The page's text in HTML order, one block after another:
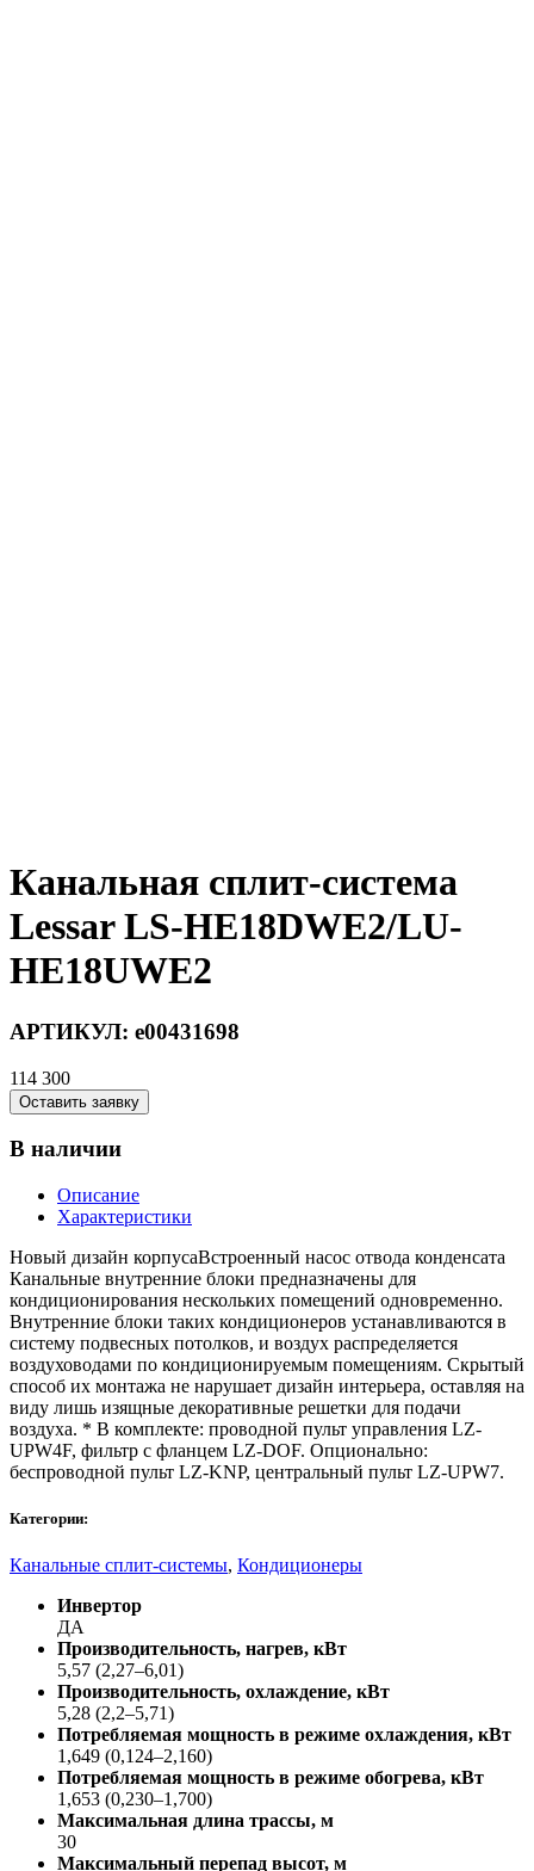
Канальная сплит-система
Lessar LS-HE18DWE2/LU-
HE18UWE2
АРТИКУЛ: e00431698
114 300
Оставить заявку
В наличии
Описание
Характеристики
Новый дизайн корпусаВстроенный насос отвода конденсата
Канальные внутренние блоки предназначены для
кондиционирования нескольких помещений одновременно.
Внутренние блоки таких кондиционеров устанавливаются в
систему подвесных потолков, и воздух распределяется
воздуховодами по кондиционируемым помещениям. Скрытый
способ их монтажа не нарушает дизайн интерьера, оставляя на
виду лишь изящные декоративные решетки для подачи
воздуха. * В комплекте: проводной пульт управления LZ-
UPW4F, фильтр с фланцем LZ-DOF. Опционально:
беспроводной пульт LZ-KNP, центральный пульт LZ-UPW7.
Категории:
Канальные сплит-системы, Кондиционеры
Инвертор
ДА
Производительность, нагрев, кВт
5,57 (2,27–6,01)
Производительность, охлаждение, кВт
5,28 (2,2–5,71)
Потребляемая мощность в режиме охлаждения, кВт
1,649 (0,124–2,160)
Потребляемая мощность в режиме обогрева, кВт
1,653 (0,230–1,700)
Максимальная длина трассы, м
30
Максимальный перепад высот, м